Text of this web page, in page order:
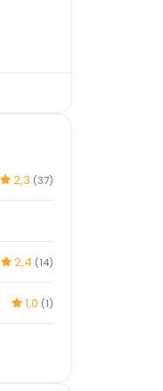
2,3 (37)
2,4 (14)
1,0 (1)